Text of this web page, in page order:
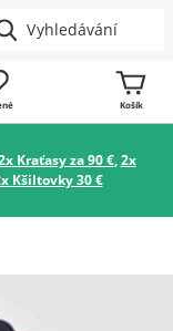
Košík
Kraťasy za 90 €,2x
Kšiltovky 30 €